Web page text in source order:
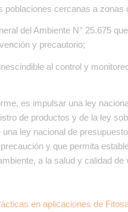
poblaciones cercanas a zonas
del Ambiente N° 25.675
y precautorio;
al control y
es impulsar una ley
de productos y de la ley
ley nacional de
y que permita
a la salud y calidad de
en aplicaciones de